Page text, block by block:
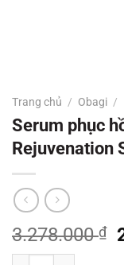
Trang chủ / Obagi /
Serum phục
Rejuvenation
3.278.000₫